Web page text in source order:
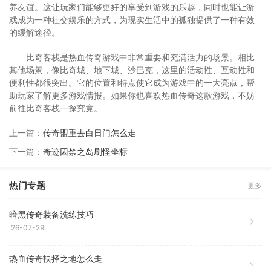
养友谊。这让玩家们能够更好的享受到游戏的乐趣，同时也能让游
戏成为一种社交娱乐的方式，为现实生活中的孤独提供了一种有效
的缓解途径。
比奇客栈是热血传奇游戏中非常重要和充满活力的场景。相比
其他场景，像比奇城、地下城、沙巴克，这里的活动性、互动性和
便利性都很突出。它的位置和特点使它成为游戏中的一大亮点，帮
助玩家了解更多游戏情报。如果你也喜欢热血传奇这款游戏，不妨
前往比奇客栈一探究竟。
上一篇： 传奇盟重去白日门怎么走
下一篇： 奇迹囚禁之岛刷怪坐标
热门专题 更多
暗黑传奇装备洗练技巧
26-07-29
热血传奇抉择之地怎么走